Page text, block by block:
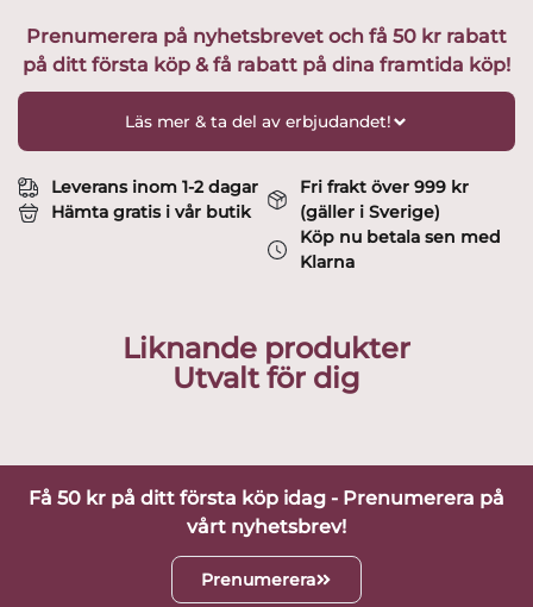
Sopp
skålar
13
Uosikkinen
mängd
Prenumerera på nyhetsbrevet och få 50 kr rabatt
på ditt första köp & få rabatt på dina framtida köp!
Läs mer & ta del av erbjudandet!
Leverans inom 1-2 dagar
Hämta gratis i vår butik
Fri frakt över 999 kr
(gäller i Sverige)
Köp nu betala sen med
Klarna
Liknande produkter
Utvalt för dig
Få 50 kr på ditt första köp idag - Prenumerera på
vårt nyhetsbrev!
Prenumerera